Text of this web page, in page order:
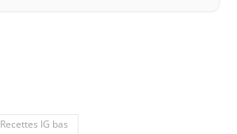
Recettes IG bas